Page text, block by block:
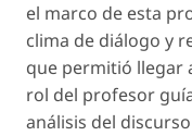
el marco de esta
clima de diálogo y
que permitió llegar
rol del profesor
análisis del